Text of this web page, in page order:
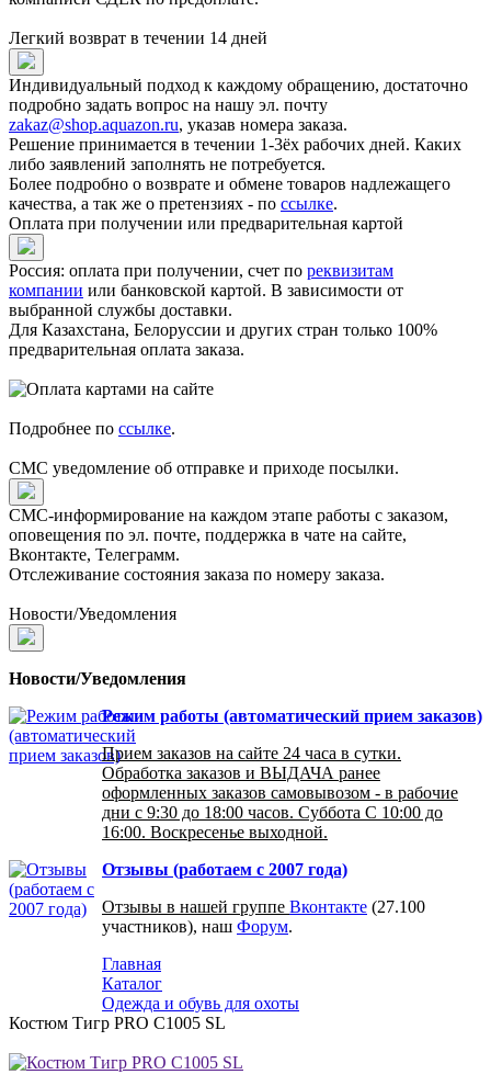
Легкий возврат в течении 14 дней
Индивидуальный подход к каждому обращению, достаточно
подробно задать вопрос на нашу эл. почту
zakaz@shop.aquazon.ru, указав номера заказа.
Решение принимается в течении 1-3ёх рабочих дней. Каких
либо заявлений заполнять не потребуется.
Более подробно о возврате и обмене товаров надлежащего
качества, а так же о претензиях - по ссылке.
Оплата при получении или предварительная картой
Россия: оплата при получении, счет по реквизитам
компании или банковской картой. В зависимости от
выбранной службы доставки.
Для Казахстана, Белоруссии и других стран только 100%
предварительная оплата заказа.
Подробнее по ссылке.
СМС уведомление об отправке и приходе посылки.
СМС-информирование на каждом этапе работы с заказом,
оповещения по эл. почте, поддержка в чате на сайте,
Вконтакте, Телеграмм.
Отслеживание состояния заказа по номеру заказа.
Новости/Уведомления
Новости/Уведомления
Режим работы (автоматический прием заказов)
Прием заказов на сайте 24 часа в сутки.
Обработка заказов и ВЫДАЧА ранее
оформленных заказов самовывозом - в рабочие
дни с 9:30 до 18:00 часов. Суббота С 10:00 до
16:00. Воскресенье выходной.
Отзывы (работаем с 2007 года)
Отзывы в нашей группе Вконтакте (27.100
участников), наш Форум.
Главная
Каталог
Одежда и обувь для охоты
Костюм Тигр PRO C1005 SL